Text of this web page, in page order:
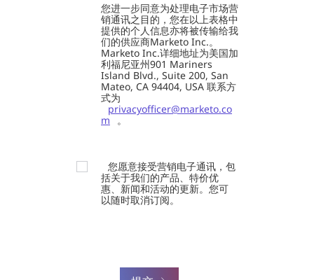
您进一步同意为处理电子市场营
销通讯之目的，您在以上表格中
提供的个人信息亦将被传输给我
们的供应商Marketo Inc.。
Marketo Inc.详细地址为美国加
利福尼亚州901 Mariners
Island Blvd., Suite 200, San
Mateo, CA 94404, USA 联系方
式为
privacyofficer@marketo.co
m 。
您愿意接受营销电子通讯，包
括关于我们的产品、特价优
惠、新闻和活动的更新。您可
以随时取消订阅。